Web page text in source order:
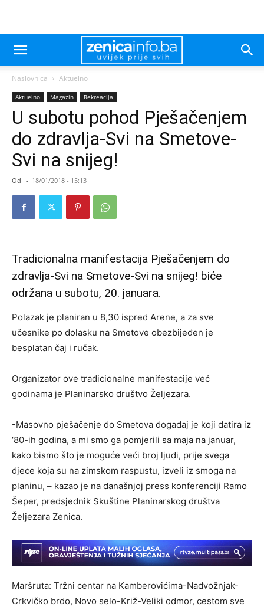
Naslovnica Aktuelno
Aktuelno Magazin Rekreacija
U subotu pohod Pješačenjem
do zdravlja-Svi na Smetove-
Svi na snijeg!
Od - 18/01/2018 - 15:13
Tradicionalna manifestacija Pješačenjem do
zdravlja-Svi na Smetove-Svi na snijeg! biće
održana u subotu, 20. januara.
Polazak je planiran u 8,30 ispred Arene, a za sve
učesnike po dolasku na Smetove obezbijeđen je
besplatan čaj i ručak.
Organizator ove tradicionalne manifestacije već
godinama je Planinarsko društvo Željezara.
-Masovno pješačenje do Smetova događaj je koji datira iz
‘80-ih godina, a mi smo ga pomjerili sa maja na januar,
kako bismo što je moguće veći broj ljudi, prije svega
djece koja su na zimskom raspustu, izveli iz smoga na
planinu, – kazao je na današnjoj press konferenciji Ramo
Šeper, predsjednik Skuštine Planinarskog društva
Željezara Zenica.
Maršruta: Tržni centar na Kamberovićima-Nadvožnjak-
Crkvičko brdo, Novo selo-Križ-Veliki odmor, cestom sve